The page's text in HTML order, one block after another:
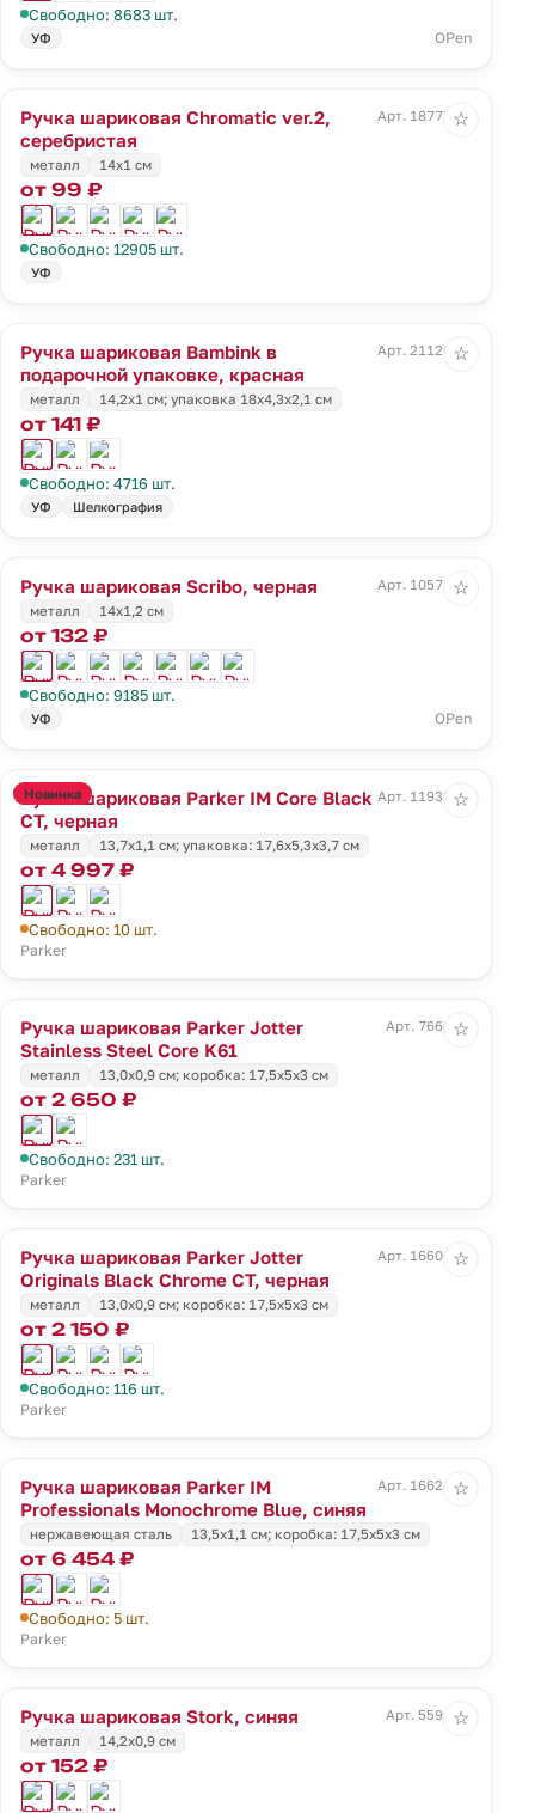
Свободно: 8683 шт.
УФ OPen
Ручка шариковая Chromatic ver.2,
серебристая
Арт. 18777.11
металл 14х1 см
от 99 ₽
Свободно: 12905 шт.
УФ
☆
Ручка шариковая Bambink в
подарочной упаковке, красная
Арт. 21126.50
металл 14,2х1 см; упаковка 18х4,3х2,1 см
от 141 ₽
Свободно: 4716 шт.
УФ Шелкография
☆
Ручка шариковая Scribo, черная
Арт. 10571.30
металл
14х1,2 см
от 132 ₽
Свободно: 9185 шт.
УФ OPen
☆
Новинка
Ручка шариковая Parker IM Core Black
CT, черная
Арт. 11933.10
металл 13,7x1,1 см; упаковка: 17,6x5,3x3,7 см
от 4 997 ₽
Свободно: 10 шт.
Parker
☆
Ручка шариковая Parker Jotter
Stainless Steel Core K61
Арт. 7660.10
металл 13,0х0,9 см; коробка: 17,5х5х3 см
от 2 650 ₽
Свободно: 231 шт.
Parker
☆
Ручка шариковая Parker Jotter
Originals Black Chrome CT, черная
Арт. 16606.30
металл 13,0х0,9 см; коробка: 17,5х5х3 см
от 2 150 ₽
Свободно: 116 шт.
Parker
☆
Ручка шариковая Parker IM
Professionals Monochrome Blue, синяя
Арт. 16621.40
нержавеющая сталь 13,5х1,1 см; коробка: 17,5х5х3 см
от 6 454 ₽
Свободно: 5 шт.
Parker
☆
Ручка шариковая Stork, синяя
Арт. 5594.40
металл
14,2х0,9 см
от 152 ₽
☆